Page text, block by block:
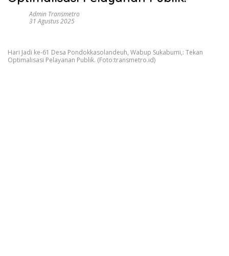
Admin Transmetro
31 Agustus 2025
Hari Jadi ke-61 Desa Pondokkasolandeuh, Wabup Sukabumi,: Tekan
Optimalisasi Pelayanan Publik. (Foto:transmetro.id)